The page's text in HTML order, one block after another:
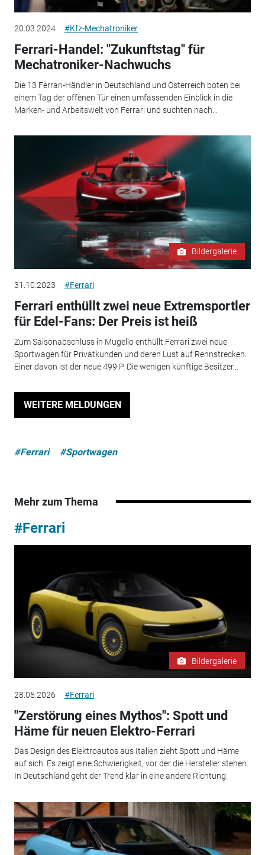
20.03.2024 #Kfz-Mechatroniker
Ferrari-Handel: "Zukunftstag" für
Mechatroniker-Nachwuchs
Die 13 Ferrari-Händler in Deutschland und Österreich boten bei
einem Tag der offenen Tür einen umfassenden Einblick in die
Marken- und Arbeitswelt von Ferrari und suchten nach...
Bildergalerie
31.10.2023 #Ferrari
Ferrari enthüllt zwei neue Extremsportler
für Edel-Fans: Der Preis ist heiß
Zum Saisonabschluss in Mugello enthüllt Ferrari zwei neue
Sportwagen für Privatkunden und deren Lust auf Rennstrecken.
Einer davon ist der neue 499 P. Die wenigen künftige Besitzer...
WEITERE MELDUNGEN
#Ferrari #Sportwagen
Mehr zum Thema
#Ferrari
Bildergalerie
28.05.2026 #Ferrari
"Zerstörung eines Mythos": Spott und
Häme für neuen Elektro-Ferrari
Das Design des Elektroautos aus Italien zieht Spott und Häme
auf sich. Es zeigt eine Schwierigkeit, vor der die Hersteller stehen.
In Deutschland geht der Trend klar in eine andere Richtung.